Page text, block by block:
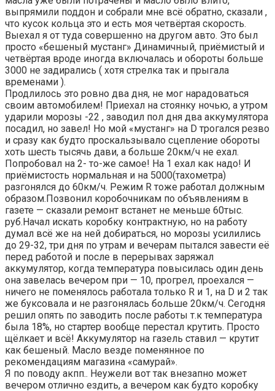
выпрямили поддон и собрали мне всё обратно, сказали ,
что кусок кольца это и есть моя четвёртая скорость.
Выехал я от туда совершенно на другом авто. Это был
просто «бешеный мустанг» Динамичный, приёмистый и
четвёртая вроде иногда включалась и обороты больше
3000 не задирались ( хотя стрелка так и прыгала
временами ).
Продлилось это ровно два дня, не мог нарадоваться
своим автомобилем! Приехал на стоянку ночью, а утром
ударили морозы -22 , заводил пол дня два аккумулятора
посадил, но завел! Но мой «мустанг» на D трогался резво
и сразу как будто проскальзывало сцепление обороты
хоть шесть тысячь дави, а больше 20км/ч не ехал.
Попробовал на 2- то-же самое! На 1 ехал как надо! И
приёмистость нормальная и на 5000(тахометра)
разгонялся до 60км/ч. Режим R тоже работал должным
образом.Позвонил коробочникам по объявлениям в
газете — сказали ремонт встанет не меньше 60тыс.
руб.Начал искать коробку контрактную, но на работу
думал всё же на ней добираться, но морозы усилились
до 29-32, три дня по утрам и вечерам пытался завести её
перед работой и после в перерывах заряжал
аккумулятор, когда температура повысилась один день
она завелась вечером при — 10, прогрел, проехался —
ничего не поменялось работала только R и 1, на D и 2 так
же буксовала и не разгонялась больше 20км/ч. Сегодня
решил опять по заводить после работы т.к температура
была 18%, но стартер вообще перестал крутить. Просто
щёлкает и всё! Аккумулятор на газель ставил — крутит
как бешеный. Масло везде поменянное по
рекомендациям магазина «самурай».
Я по поводу акпп.. Неужели вот так внезапно может
вечером отлично ездить, а вечером как будто коробку